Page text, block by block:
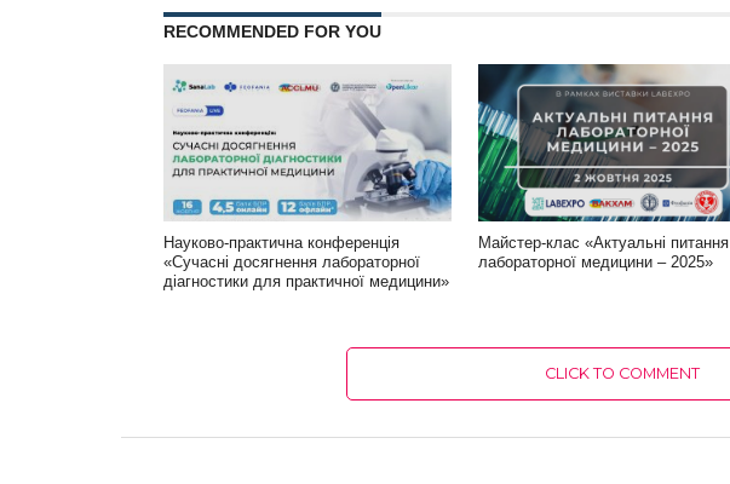
RECOMMENDED FOR YOU
Науково-практична конференція
«Сучасні досягнення лабораторної
діагностики для практичної медицини»
Майстер-клас «Актуальні питання
лабораторної медицини – 2025»
CLICK TO COMMENT